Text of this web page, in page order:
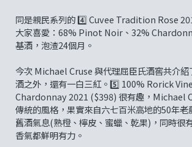
同是親民系列的 4️⃣ Cuvee Tradition Rose
大家喜愛：68% Pinot Noir、32%
基酒，泡渣24個月。
今次 Michael Cruse 與代理屈臣氏酒窖共介
酒之外，還有一白三紅。5️⃣ 100% Rorick
Chardonnay 2021 ($398) 很有趣，Michael
傳統的風格，果實來自六七百米高地的50年老
舊酒氣息(熟橙、檸皮、蜜蠟、乾果)，同時很
香氣都鮮明有力。